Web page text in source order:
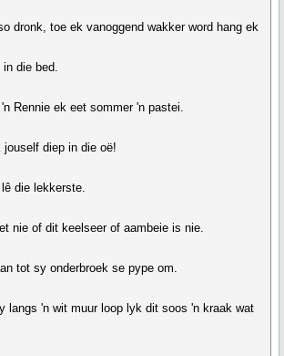
dronk, toe ek vanoggend wakker word hang ek
die bed.
Rennie ek eet sommer 'n pastei.
diep in die oë!
die lekkerste.
nie of dit keelseer of aambeie is nie.
tot sy onderbroek se pype om.
langs 'n wit muur loop lyk dit soos 'n kraak wat